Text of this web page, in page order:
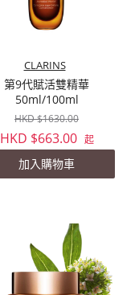
CLARINS
第9代賦活雙精華
50ml/100ml
HKD $1630.00
HKD $663.00 起
加入購物車